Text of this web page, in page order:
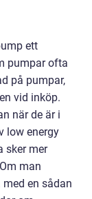
ett
pumpar ofta
på pumpar,
vid inköp.
när de är i
low energy
sker mer
man
en sådan